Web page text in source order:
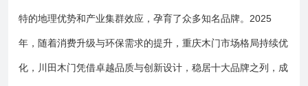
特的地理优势和产业集群效应，孕育了众多知名品牌。2025
年，随着消费升级与环保需求的提升，重庆木门市场格局持续优
化，川田木门凭借卓越品质与创新设计，稳居十大品牌之列，成